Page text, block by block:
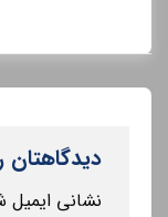
دیدگاهتان
نشانی ایمیل